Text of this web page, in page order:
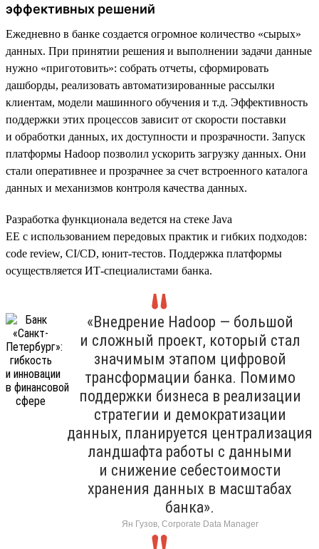
эффективных решений
Ежедневно в банке создается огромное количество «сырых»
данных. При принятии решения и выполнении задачи данные
нужно «приготовить»: собрать отчеты, сформировать
дашборды, реализовать автоматизированные рассылки
клиентам, модели машинного обучения и т.д. Эффективность
поддержки этих процессов зависит от скорости поставки
и обработки данных, их доступности и прозрачности. Запуск
платформы Hadoop позволил ускорить загрузку данных. Они
стали оперативнее и прозрачнее за счет встроенного каталога
данных и механизмов контроля качества данных.
Разработка функционала ведется на стеке Java
EE с использованием передовых практик и гибких подходов:
code review, CI/CD, юнит-тестов. Поддержка платформы
осуществляется ИТ-специалистами банка.
«Внедрение Hadoop — большой
и сложный проект, который стал
значимым этапом цифровой
трансформации банка. Помимо
поддержки бизнеса в реализации
стратегии и демократизации
данных, планируется централизация
ландшафта работы с данными
и снижение себестоимости
хранения данных в масштабах
банка».
Ян Гузов, Corporate Data Manager